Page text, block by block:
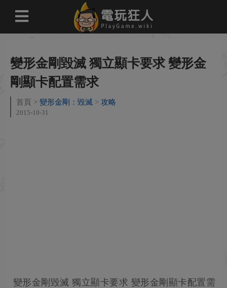
變形金剛毀滅 獨立顯卡要求 變形金
剛顯卡配置需求
首頁 變形金剛：毀滅 攻略
2015-10-31
變形金剛毀滅 獨立顯卡要求 變形金剛顯卡配置需